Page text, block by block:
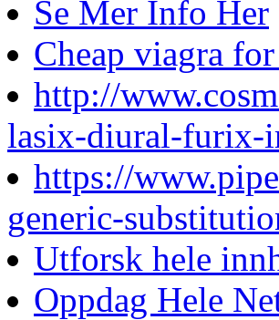
Se Mer Info Her
Cheap viagra for
http://
lasix-diural-furix-
https://
generic-
Utforsk hele
Oppdag Hele